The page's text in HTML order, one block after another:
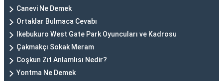
Canevi Ne Demek
Ortaklar Bulmaca Cevabı
Ikebukuro West Gate Park Oyuncuları ve Kadrosu
Çakmakçı Sokak Meram
Coşkun Zıt Anlamlısı Nedir?
Yontma Ne Demek